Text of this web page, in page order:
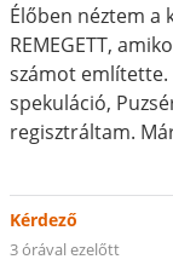
Élőben néztem a
REMEGETT,
számot
spekuláció,
regisztráltam.
Kérdező
3 órával ezelőtt